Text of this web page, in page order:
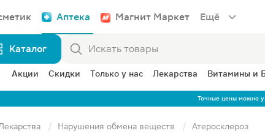
Аптека Магнит Маркет Ещё
Каталог
Акции Скидки Только у нас Лекарства Витамины и
Точные цены можно
Нарушения обмена веществ Атеросклероз